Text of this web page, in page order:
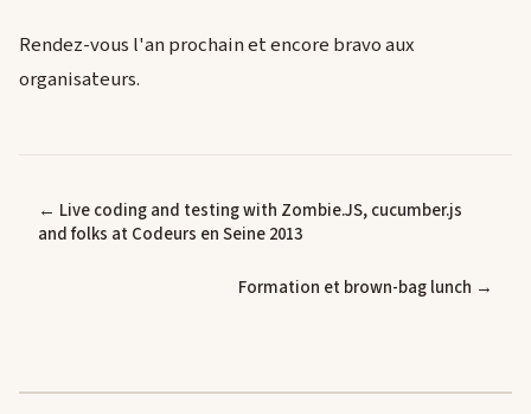
Rendez-vous l'an prochain et encore bravo aux
organisateurs.
← Live coding and testing with Zombie.JS, cucumber.js
and folks at Codeurs en Seine 2013
Formation et brown-bag lunch →